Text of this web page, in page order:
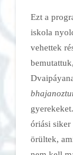
Ezt a
iskola
vehettek
óriási siker
örültek,